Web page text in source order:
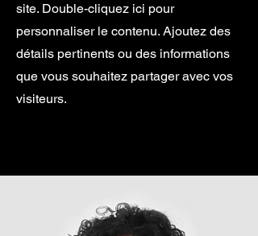
site. Double-cliquez ici pour
personnaliser le contenu. Ajoutez des
détails pertinents ou des informations
que vous souhaitez partager avec vos
visiteurs.